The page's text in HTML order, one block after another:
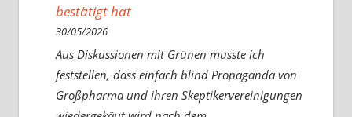
bestätigt hat
30/05/2026
Aus Diskussionen mit Grünen musste ich
feststellen, dass einfach blind Propaganda von
Großpharma und ihren Skeptikervereinigungen